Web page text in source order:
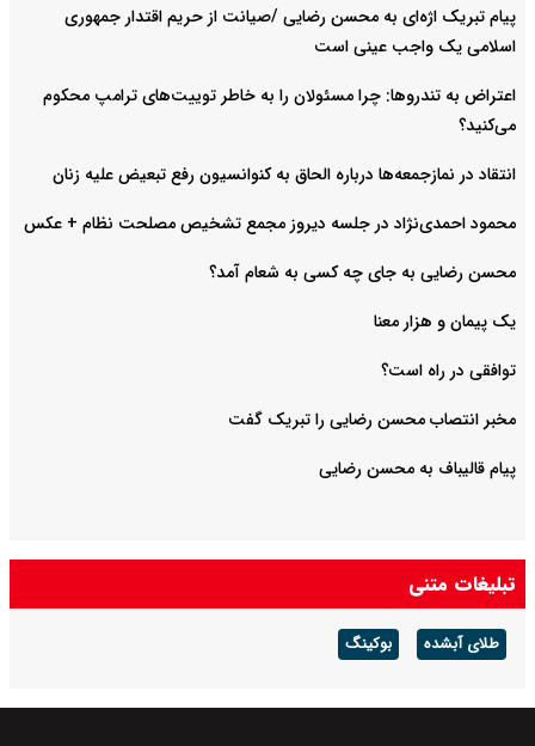
پیام تبریک اژه‌ای به محسن رضایی /صیانت از حریم اقتدار جمهوری
اسلامی یک واجب عینی است
اعتراض به تندروها: چرا مسئولان را به خاطر توییت‌های ترامپ محکوم
می‌کنید؟
انتقاد در نمازجمعه‌ها درباره الحاق به کنوانسیون رفع تبعیض علیه زنان
محمود احمدی‌نژاد در جلسه دیروز مجمع تشخیص مصلحت نظام + عکس
محسن رضایی به جای چه کسی به شعام آمد؟
یک پیمان و هزار معنا
توافقی در راه است؟
مخبر انتصاب محسن رضایی را تبریک گفت
پیام قالیباف به محسن رضایی
تبلیغات متنی
طلای آبشده بوکینگ